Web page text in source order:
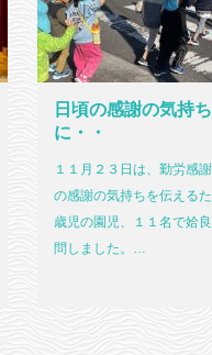
日頃の感謝の気持
に・・
１１月２３日は、勤労感
の感謝の気持ちを伝える
歳児の園児、１１名で姶
問しました。…